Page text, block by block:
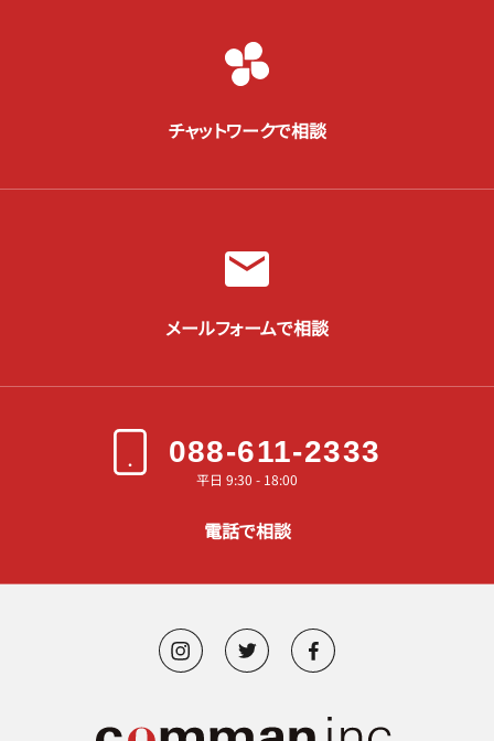
チャットワークで相談
メールフォームで相談
088-611-2333
平日 9:30 - 18:00
電話で相談